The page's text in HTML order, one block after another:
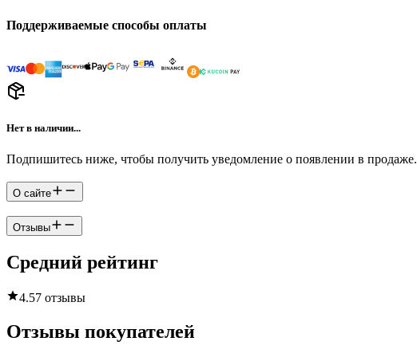
Поддерживаемые способы оплаты
Нет в наличии...
Подпишитесь ниже, чтобы получить уведомление о появлении в продаже.
О сайте
Отзывы
Средний рейтинг
4.57 отзывы
Отзывы покупателей